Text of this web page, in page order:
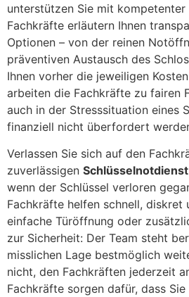
unterstützen Sie mit kompetenter
Fachkräfte erläutern Ihnen
Optionen – von der reinen
präventiven Austausch des
Ihnen vorher die jeweiligen
arbeiten die Fachkräfte zu fairen
auch in der Stresssituation eines
finanziell nicht überfordert
Verlassen Sie sich auf den
zuverlässigen Schlüsselnotdienst
wenn der Schlüssel verloren
Fachkräfte helfen schnell, diskret
einfache Türöffnung oder
zur Sicherheit: Der Team steht
misslichen Lage bestmöglich
nicht, den Fachkräften jederzeit
Fachkräfte sorgen dafür, dass